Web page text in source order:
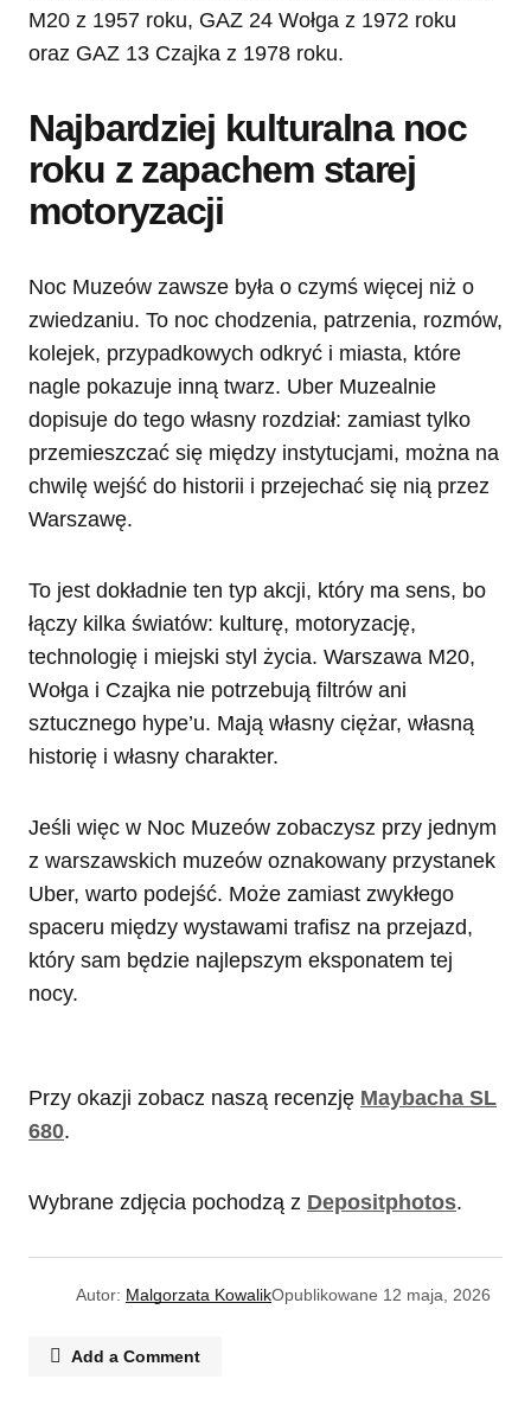
M20 z 1957 roku, GAZ 24 Wołga z 1972 roku
oraz GAZ 13 Czajka z 1978 roku.
Najbardziej kulturalna noc
roku z zapachem starej
motoryzacji
Noc Muzeów zawsze była o czymś więcej niż o
zwiedzaniu. To noc chodzenia, patrzenia, rozmów,
kolejek, przypadkowych odkryć i miasta, które
nagle pokazuje inną twarz. Uber Muzealnie
dopisuje do tego własny rozdział: zamiast tylko
przemieszczać się między instytucjami, można na
chwilę wejść do historii i przejechać się nią przez
Warszawę.
To jest dokładnie ten typ akcji, który ma sens, bo
łączy kilka światów: kulturę, motoryzację,
technologię i miejski styl życia. Warszawa M20,
Wołga i Czajka nie potrzebują filtrów ani
sztucznego hype’u. Mają własny ciężar, własną
historię i własny charakter.
Jeśli więc w Noc Muzeów zobaczysz przy jednym
z warszawskich muzeów oznakowany przystanek
Uber, warto podejść. Może zamiast zwykłego
spaceru między wystawami trafisz na przejazd,
który sam będzie najlepszym eksponatem tej
nocy.
Przy okazji zobacz naszą recenzję Maybacha SL
680.
Wybrane zdjęcia pochodzą z Depositphotos.
Autor: Malgorzata KowalikOpublikowane 12 maja, 2026
Add a Comment